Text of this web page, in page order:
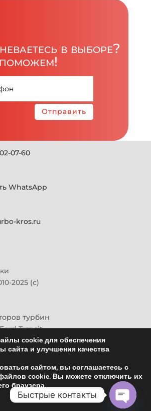
в выборе?
Отправить
07-60
WhatsApp
kros.ru
2025 (с)
турбин
Transit
CX-7
ГАЗон-Next
(Хино)
турбину
cookie для обеспечения
сайта и улучшения качества
сайтом, вы соглашаетесь с
cookie. Вы можете отключить их
браузера.
Быстрые контакты